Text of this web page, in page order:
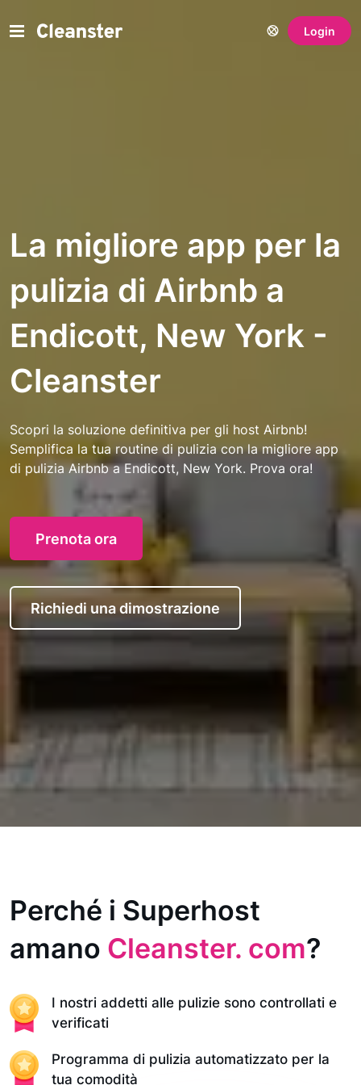
Login
La migliore app per la
pulizia di Airbnb a
Endicott, New York -
Cleanster
Scopri la soluzione definitiva per gli host Airbnb!
Semplifica la tua routine di pulizia con la migliore app
di pulizia Airbnb a Endicott, New York. Prova ora!
Prenota ora
Richiedi una dimostrazione
Perché i Superhost
amano Cleanster. com?
I nostri addetti alle pulizie sono controllati e
verificati
Programma di pulizia automatizzato per la
tua comodità